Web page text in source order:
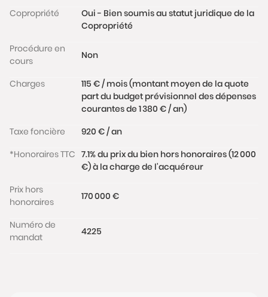
Copropriété
Oui - Bien soumis au statut juridique de la
Copropriété
Procédure en
cours
Non
Charges
115 € / mois (montant moyen de la quote
part du budget prévisionnel des dépenses
courantes de 1 380 € / an)
Taxe foncière
920 € / an
*Honoraires TTC 7.1% du prix du bien hors honoraires (12 000
€) à la charge de l'acquéreur
Prix hors
honoraires
170 000 €
Numéro de
mandat
4225